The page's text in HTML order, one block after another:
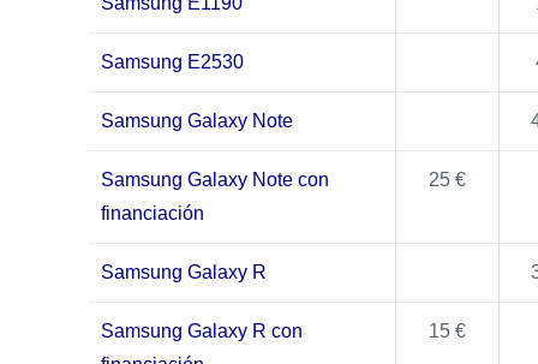
Samsung E2530
Samsung Galaxy Note
Samsung Galaxy Note con
financiación
25 €
Samsung Galaxy R
Samsung Galaxy R con
15 €